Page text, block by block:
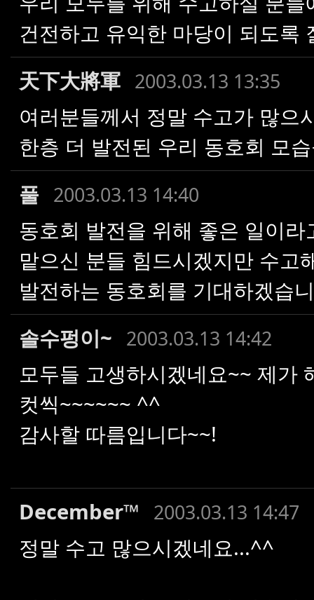
건전하고 유익한 마당이 되도록
天下大將軍 2003.03.13 13:35
여러분들께서 정말 수고가 많으
한층 더 발전된 우리 동호회 모
풀 2003.03.13 14:40
동호회 발전을 위해 좋은 일이
맡으신 분들 힘드시겠지만 수고
발전하는 동호회를 기대하겠습
솔수펑이~ 2003.03.13 14:42
모두들 고생하시겠네요~~ 제가
컷씩~~~~~~ ^^
감사할 따름입니다~~!
December™ 2003.03.13 14:47
정말 수고 많으시겠네요...^^